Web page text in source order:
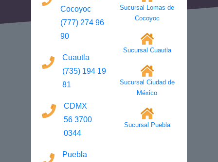
Cocoyoc
(777) 274 96
90
Cuautla
(735) 194 19
81
CDMX
56 3700
0344
Puebla
Sucursal Lomas de
Cocoyoc
Sucursal Cuautla
Sucursal Ciudad de
México
Sucursal Puebla